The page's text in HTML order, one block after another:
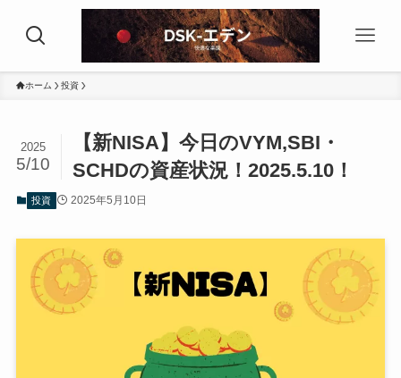
ホーム 投資
【新NISA】今日のVYM,SBI・
SCHDの資産状況！2025.5.10！
2025
5/10
投資 2025年5月10日